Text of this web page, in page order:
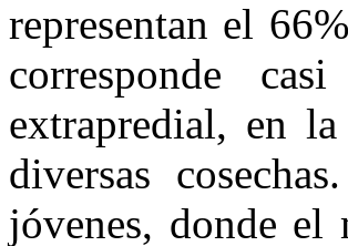
representan el
corresponde
extrapredial, en
diversas
jóvenes, donde el